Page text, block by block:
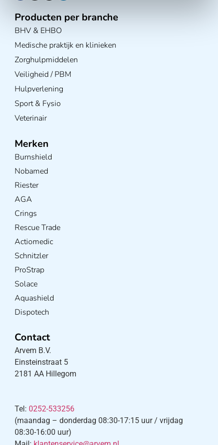
Producten per branche
BHV & EHBO
Medische praktijk en klinieken
Zorghulpmiddelen
Veiligheid / PBM
Hulpverlening
Sport & Fysio
Veterinair
Merken
Burnshield
Nobamed
Riester
AGA
Crings
Rescue Trade
Actiomedic
Schnitzler
ProStrap
Solace
Aquashield
Dispotech
Contact
Arvem B.V.
Einsteinstraat 5
2181 AA Hillegom
Tel: 0252-533256
(maandag – donderdag 08:30-17:15 uur / vrijdag
08:30-16:00 uur)
E-mail: *